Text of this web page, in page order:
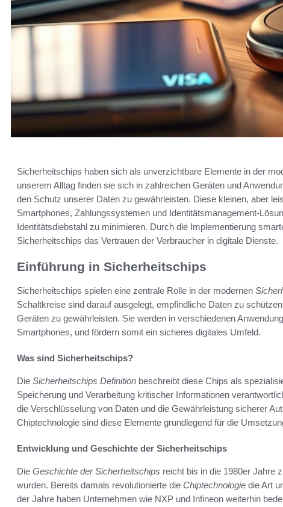
Sicherheitschips haben sich als unverzichtbare Elemente in der
unserem Alltag finden sie sich in zahlreichen Geräten und
den Schutz unserer Daten zu gewährleisten. Diese kleinen, aber
Smartphones, Zahlungssystemen und Identitätsmanagement-
Identitätsdiebstahl zu minimieren. Durch die Implementierung
Sicherheitschips das Vertrauen der Verbraucher in digitale Dienste.
Einführung in Sicherheitschips
Sicherheitschips spielen eine zentrale Rolle in der modernen
Schaltkreise sind darauf ausgelegt, empfindliche Daten zu
Geräten zu gewährleisten. Sie werden in verschiedenen
Smartphones, und fördern somit ein sicheres digitales Umfeld.
Was sind Sicherheitschips?
Die Sicherheitschips Definition beschreibt diese Chips als
Speicherung und Verarbeitung kritischer Informationen
die Verschlüsselung von Daten und die Gewährleistung sicherer
Chiptechnologie sind diese Elemente grundlegend für die
Entwicklung und Geschichte der Sicherheitschips
Die Geschichte der Sicherheitschips reicht bis in die 1980er Jahre
wurden. Bereits damals revolutionierte die Chiptechnologie die Art
der Jahre haben Unternehmen wie NXP und Infineon weiterhin